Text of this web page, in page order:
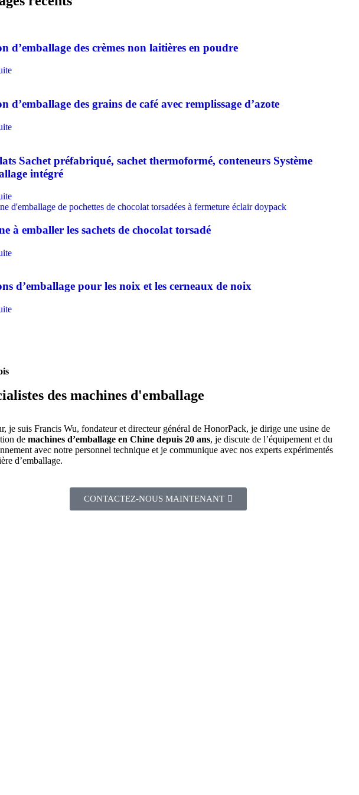
d’emballage des crèmes non laitières en poudre
d’emballage des grains de café avec remplissage d’azote
Sachet préfabriqué, sachet thermoformé, conteneurs Système
intégré
à emballer les sachets de chocolat torsadé
d’emballage pour les noix et les cerneaux de noix
des machines d'emballage
je suis Francis Wu, fondateur et directeur général de HonorPack, je dirige une usine de
de machines d’emballage en Chine depuis 20 ans, je discute de l’équipement et du
avec notre personnel technique et je communique avec nos experts expérimentés
d’emballage.
CONTACTEZ-NOUS MAINTENANT